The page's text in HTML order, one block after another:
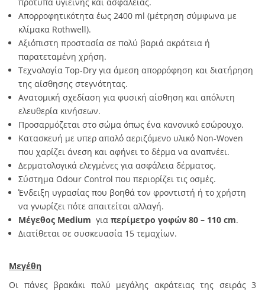
Απορροφητικότητα έως 2400 ml (μέτρηση σύμφωνα με
κλίμακα Rothwell).
Αξιόπιστη προστασία σε πολύ βαριά ακράτεια ή
παρατεταμένη χρήση.
Τεχνολογία Top-Dry για άμεση απορρόφηση και διατήρηση
της αίσθησης στεγνότητας.
Ανατομική σχεδίαση για φυσική αίσθηση και απόλυτη
ελευθερία κινήσεων.
Προσαρμόζεται στο σώμα όπως ένα κανονικό εσώρουχο.
Κατασκευή με υπερ απαλό αεριζόμενο υλικό Non-Woven
που χαρίζει άνεση και αφήνει το δέρμα να αναπνέει.
Δερματολογικά ελεγμένες για ασφάλεια δέρματος.
Σύστημα Odour Control που περιορίζει τις οσμές.
Ένδειξη υγρασίας που βοηθά τον φροντιστή ή το χρήστη
να γνωρίζει πότε απαιτείται αλλαγή.
Μέγεθος Medium για περίμετρο γοφών 80 – 110 cm.
Διατίθεται σε συσκευασία 15 τεμαχίων.
Μεγέθη
Οι πάνες βρακάκι πολύ μεγάλης ακράτειας της σειράς 3